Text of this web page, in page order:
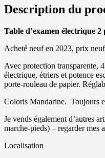
Description du
Table d’examen électrique
Acheté neuf en 2023, prix
Avec protection transparente,
électrique, étriers et potence
porte-rouleau de papier.
Coloris Mandarine. Toujours
Je vends également d’autres
marche-pieds) – regarder mes
Localisation